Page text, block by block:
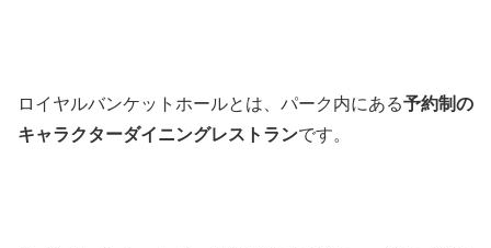
ロイヤルバンケットホールとは、パーク内にある予約制の
キャラクターダイニングレストランです。